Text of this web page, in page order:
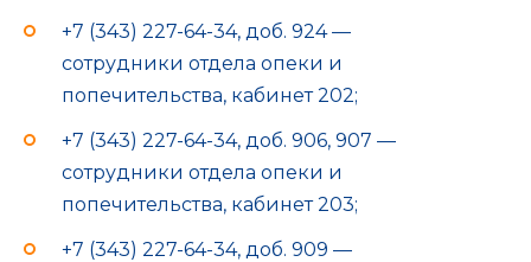
+7 (343) 227-64-34, доб. 924 —
сотрудники отдела опеки и
попечительства, кабинет 202;
+7 (343) 227-64-34, доб. 906, 907 —
сотрудники отдела опеки и
попечительства, кабинет 203;
+7 (343) 227-64-34, доб. 909 —